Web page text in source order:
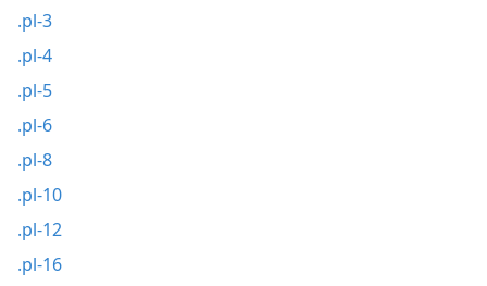
.pl-3
.pl-4
.pl-5
.pl-6
.pl-8
.pl-10
.pl-12
.pl-16